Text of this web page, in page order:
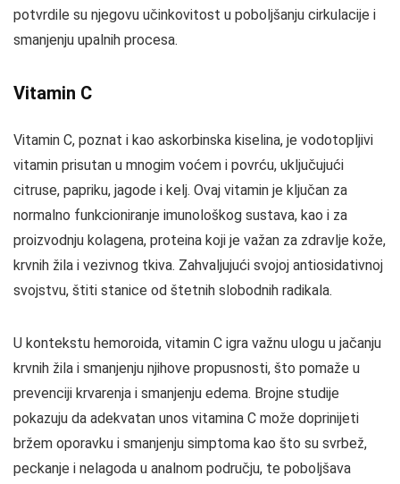
potvrdile su njegovu učinkovitost u poboljšanju cirkulacije i
smanjenju upalnih procesa.
Vitamin C
Vitamin C, poznat i kao askorbinska kiselina, je vodotopljivi
vitamin prisutan u mnogim voćem i povrću, uključujući
citruse, papriku, jagode i kelj. Ovaj vitamin je ključan za
normalno funkcioniranje imunološkog sustava, kao i za
proizvodnju kolagena, proteina koji je važan za zdravlje kože,
krvnih žila i vezivnog tkiva. Zahvaljujući svojoj antiosidativnoj
svojstvu, štiti stanice od štetnih slobodnih radikala.
U kontekstu hemoroida, vitamin C igra važnu ulogu u jačanju
krvnih žila i smanjenju njihove propusnosti, što pomaže u
prevenciji krvarenja i smanjenju edema. Brojne studije
pokazuju da adekvatan unos vitamina C može doprinijeti
bržem oporavku i smanjenju simptoma kao što su svrbež,
peckanje i nelagoda u analnom području, te poboljšava